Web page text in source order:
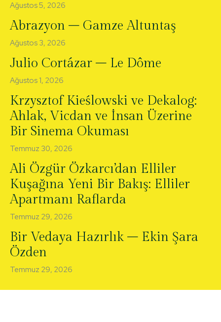
Ağustos 5, 2026
Abrazyon – Gamze Altuntaş
Ağustos 3, 2026
Julio Cortázar – Le Dôme
Ağustos 1, 2026
Krzysztof Kieślowski ve Dekalog:
Ahlak, Vicdan ve İnsan Üzerine
Bir Sinema Okuması
Temmuz 30, 2026
Ali Özgür Özkarcı’dan Elliler
Kuşağına Yeni Bir Bakış: Elliler
Apartmanı Raflarda
Temmuz 29, 2026
Bir Vedaya Hazırlık – Ekin Şara
Özden
Temmuz 29, 2026